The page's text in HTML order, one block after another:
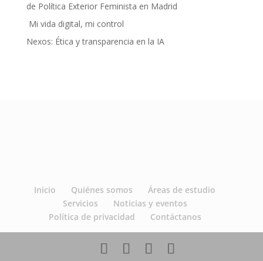
de Política Exterior Feminista en Madrid
Mi vida digital, mi control
Nexos: Ética y transparencia en la IA
Inicio Quiénes somos
Áreas de estudio
Servicios
Noticias y eventos
Política de privacidad
Contáctanos